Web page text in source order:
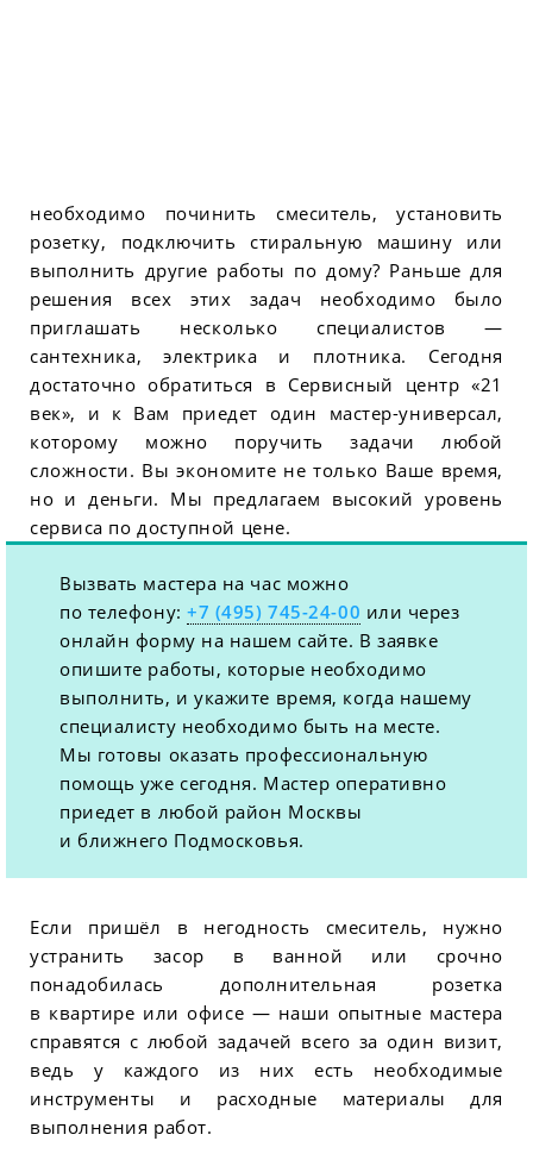
необходимо починить смеситель, установить
розетку, подключить стиральную машину или
выполнить другие работы по дому? Раньше для
решения всех этих задач необходимо было
приглашать несколько специалистов —
сантехника, электрика и плотника. Сегодня
достаточно обратиться в Сервисный центр «21
век», и к Вам приедет один мастер-универсал,
которому можно поручить задачи любой
сложности. Вы экономите не только Ваше время,
но и деньги. Мы предлагаем высокий уровень
сервиса по доступной цене.
Вызвать мастера на час можно
по телефону:+7 (495) 745-24-00 или через
онлайн форму на нашем сайте. В заявке
опишите работы, которые необходимо
выполнить, и укажите время, когда нашему
специалисту необходимо быть на месте.
Мы готовы оказать профессиональную
помощь уже сегодня. Мастер оперативно
приедет в любой район Москвы
и ближнего Подмосковья.
Если пришёл в негодность смеситель, нужно
устранить засор в ванной или срочно
понадобилась дополнительная розетка
в квартире или офисе — наши опытные мастера
справятся с любой задачей всего за один визит,
ведь у каждого из них есть необходимые
инструменты и расходные материалы для
выполнения работ.